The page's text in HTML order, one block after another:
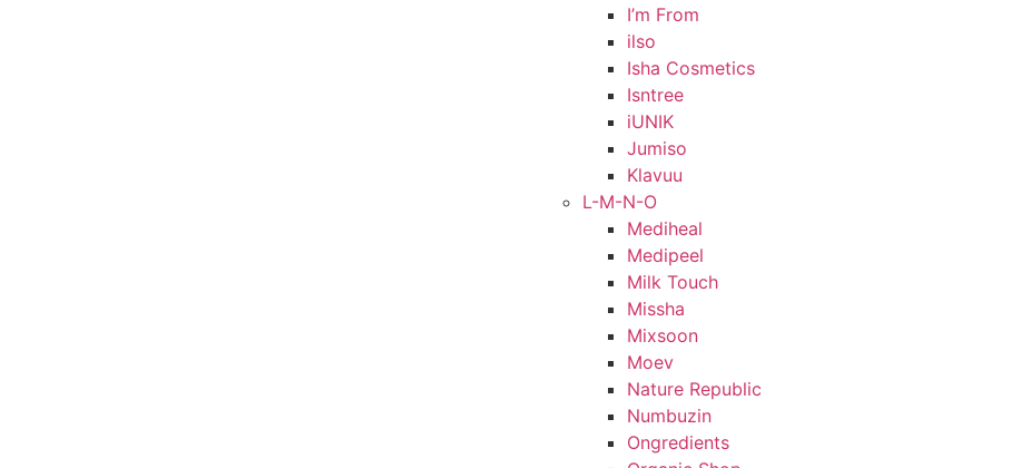
I’m From
ilso
Isha Cosmetics
Isntree
iUNIK
Jumiso
Klavuu
L-M-N-O
Mediheal
Medipeel
Milk Touch
Missha
Mixsoon
Moev
Nature Republic
Numbuzin
Ongredients